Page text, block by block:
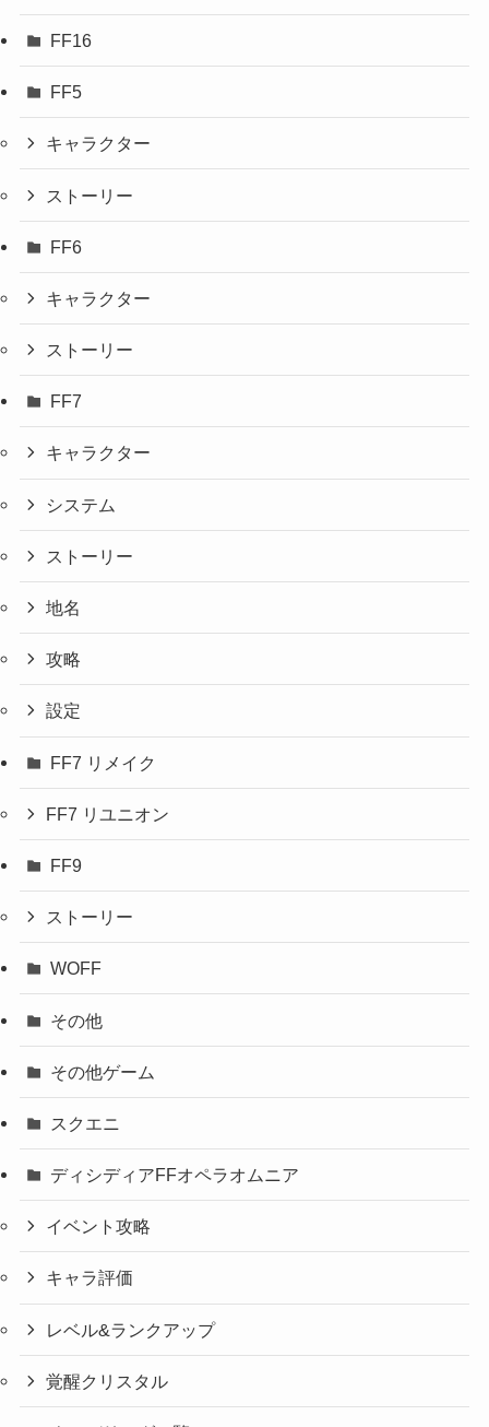
FF16
FF5
キャラクター
ストーリー
FF6
キャラクター
ストーリー
FF7
キャラクター
システム
ストーリー
地名
攻略
設定
FF7 リメイク
FF7 リユニオン
FF9
ストーリー
WOFF
その他
その他ゲーム
スクエニ
ディシディアFFオペラオムニア
イベント攻略
キャラ評価
レベル&ランクアップ
覚醒クリスタル